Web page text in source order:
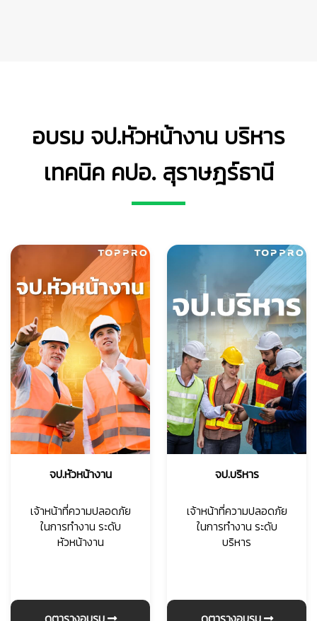
อบรม จป.หัวหน้างาน บริหาร
เทคนิค คปอ. สุราษฎร์ธานี
จป.หัวหน้างาน
เจ้าหน้าที่ความปลอดภัย
ในการทำงาน ระดับ
หัวหน้างาน
จป.บริหาร
เจ้าหน้าที่ความปลอดภัย
ในการทำงาน ระดับ
บริหาร